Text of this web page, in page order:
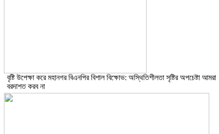
বৃষ্টি উপেক্ষা করে মহানগর বিএনপির বিশাল বিক্ষোভ: অস্থিতিশীলতা সৃষ্টির অপচেষ্টা আমরা
বরদাশত করব না